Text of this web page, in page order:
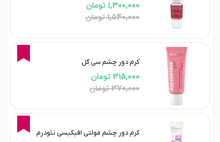
1,300,000 تومان
1,540,000 تومان
15%
کرم دور چشم سی گل
315,000 تومان
370,000 تومان
16%
کرم دور چشم مولتی افیکیسی نئودرم